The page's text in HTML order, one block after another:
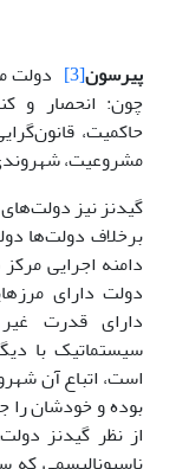
پیرسون[3]
دولت
چون: انحصار و
حاکمیت،
مشروعیت، شهروندى و
گیدنز نیز
برخلاف دولت‌ها
دامنه اجرایى
دولت داراى
داراى قدرت
سیستماتیک با
است، اتباع آن
بوده و خودشان
از نظر گیدنز